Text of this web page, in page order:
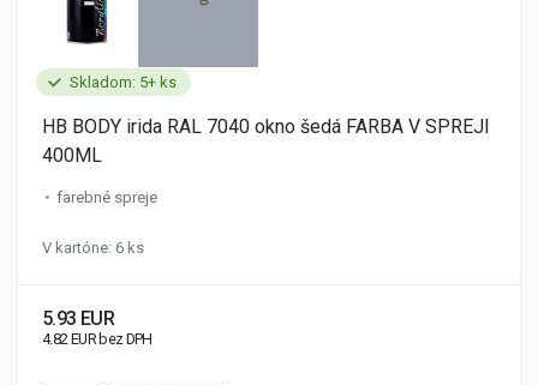
Skladom: 5+ ks
HB BODY irida RAL 7040 okno šedá FARBA V SPREJI
400ML
farebné spreje
V kartóne: 6 ks
5.93 EUR
4.82 EUR bez DPH